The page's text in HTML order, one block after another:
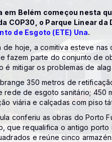
em Belém começou nesta
COP30, o Parque Linear
de Esgoto (ETE) Una.
de hoje, a comitiva esteve
fazem parte do conjunto de
é mitigar os problemas de
350 metros de
rede de esgoto sanitário; 450
viária e calçadas com piso
conferiu as obras do Porto
que requalifica o antigo porto
e reúne cinco